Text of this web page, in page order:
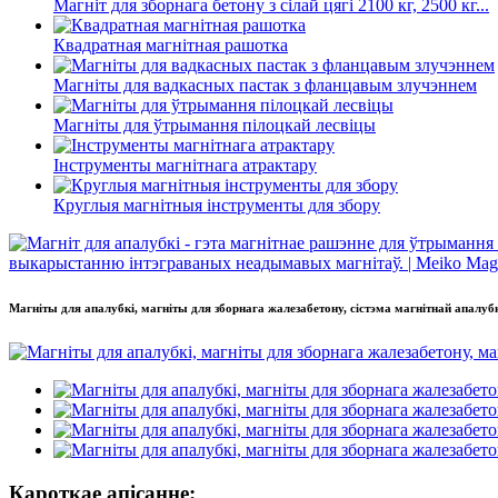
Магніт для зборнага бетону з сілай цягі 2100 кг, 2500 кг...
Квадратная магнітная рашотка
Магніты для вадкасных пастак з фланцавым злучэннем
Магніты для ўтрымання пілоцкай лесвіцы
Інструменты магнітнага атрактару
Круглыя ​​магнітныя інструменты для збору
Магніты для апалубкі, магніты для зборнага жалезабетону, сістэма магнітнай
Кароткае апісанне: